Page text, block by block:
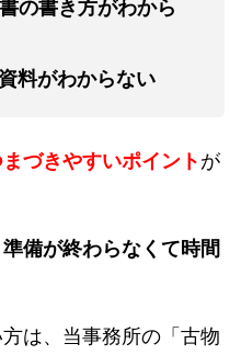
の書き方がわから
料がわからない
づきやすいポイントが
備が終わらなくて時間
は、当事務所の「古物